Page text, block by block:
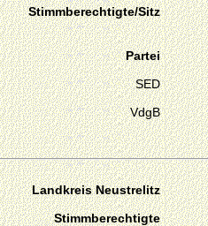
Stimmberechtigte/Sitz
Partei
SED
VdgB
Landkreis Neustrelitz
Stimmberechtigte